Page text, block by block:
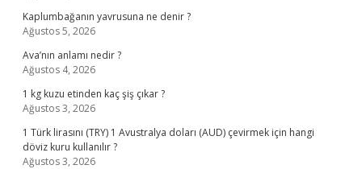
Kaplumbağanın yavrusuna ne denir ?
Ağustos 5, 2026
Ava’nın anlamı nedir ?
Ağustos 4, 2026
1 kg kuzu etinden kaç şiş çıkar ?
Ağustos 3, 2026
1 Türk lirasını (TRY) 1 Avustralya doları (AUD) çevirmek için hangi
döviz kuru kullanılır ?
Ağustos 3, 2026